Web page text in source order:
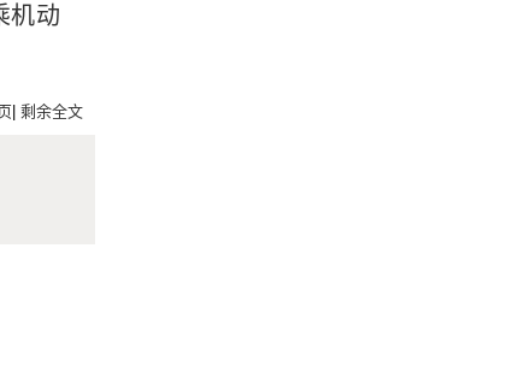
机动
剩余全文